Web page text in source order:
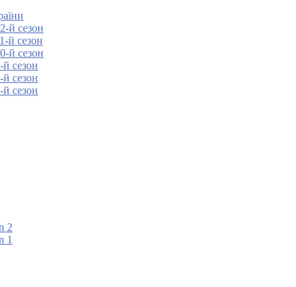
й сезон
й сезон
й сезон
й сезон
й сезон
й сезон
2
1